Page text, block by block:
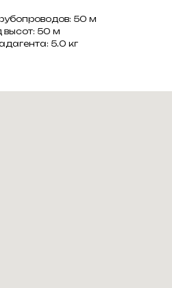
50 м
50 м
5.0 кг